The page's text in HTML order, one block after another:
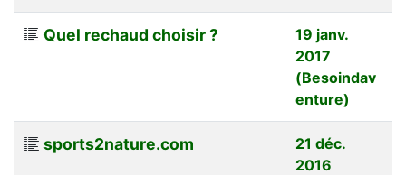
Quel rechaud choisir ?
19 janv.
2017
(Besoindav
enture)
sports2nature.com
21 déc.
2016